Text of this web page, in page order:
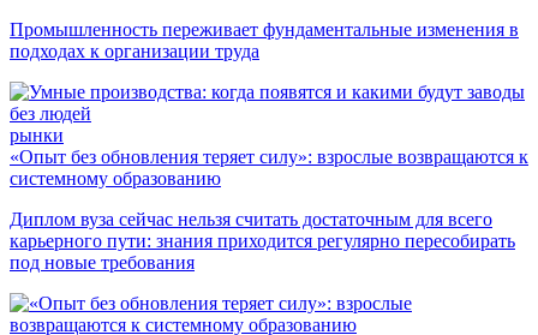
Промышленность переживает фундаментальные изменения в
подходах к организации труда
рынки
«Опыт без обновления теряет силу»: взрослые возвращаются к
системному образованию
Диплом вуза сейчас нельзя считать достаточным для всего
карьерного пути: знания приходится регулярно пересобирать
под новые требования